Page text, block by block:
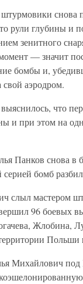
рули глубины и
зенитного
— значит
бомбы и,
аэродром.
что
и при этом на
Панков снова
бомб
слыл мастером
96 боевых
Жлобина,
Михайлович